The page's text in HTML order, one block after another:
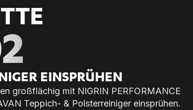
EIN­SPRÜ­HEN
großflächig mit NIGRIN PERFORMANCE
Teppich- & Polsterreiniger einsprühen.